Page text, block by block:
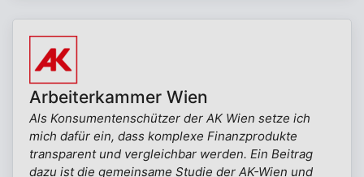
Arbeiterkammer Wien
Als Konsumentenschützer der AK Wien setze ich
mich dafür ein, dass komplexe Finanzprodukte
transparent und vergleichbar werden. Ein Beitrag
dazu ist die gemeinsame Studie der AK-Wien und